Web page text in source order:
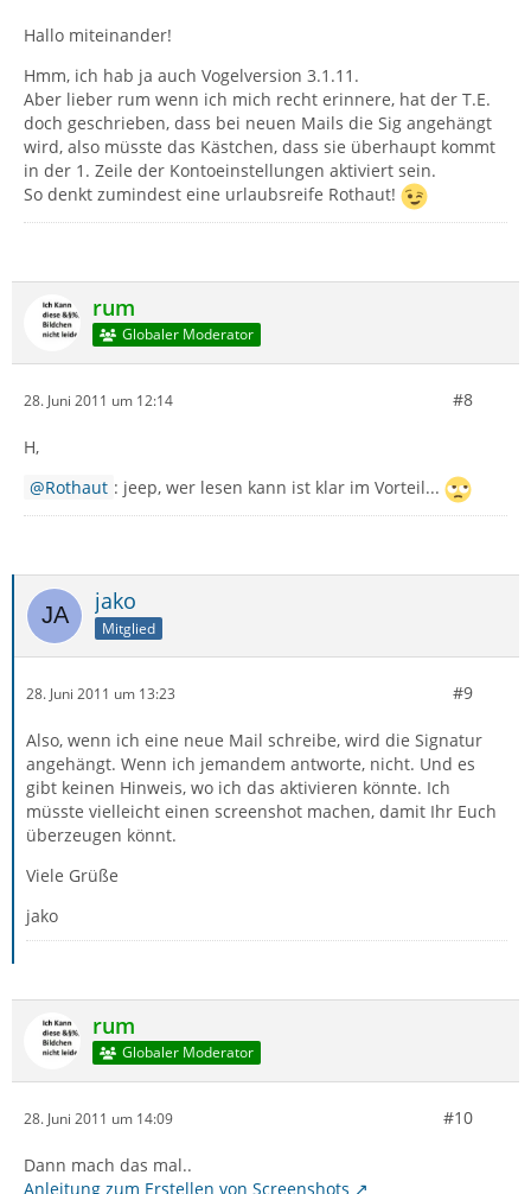
Hallo miteinander!
Hmm, ich hab ja auch Vogelversion 3.1.11.
Aber lieber rum wenn ich mich recht erinnere, hat der T.E.
doch geschrieben, dass bei neuen Mails die Sig angehängt
wird, also müsste das Kästchen, dass sie überhaupt kommt
in der 1. Zeile der Kontoeinstellungen aktiviert sein.
So denkt zumindest eine urlaubsreife Rothaut!
rum
Globaler Moderator
28. Juni 2011 um 12:14 #8
H,
Rothaut : jeep, wer lesen kann ist klar im Vorteil...
jako
Mitglied
28. Juni 2011 um 13:23 #9
Also, wenn ich eine neue Mail schreibe, wird die Signatur
angehängt. Wenn ich jemandem antworte, nicht. Und es
gibt keinen Hinweis, wo ich das aktivieren könnte. Ich
müsste vielleicht einen screenshot machen, damit Ihr Euch
überzeugen könnt.
Viele Grüße
jako
rum
Globaler Moderator
28. Juni 2011 um 14:09 #10
Dann mach das mal..
Anleitung zum Erstellen von Screenshots